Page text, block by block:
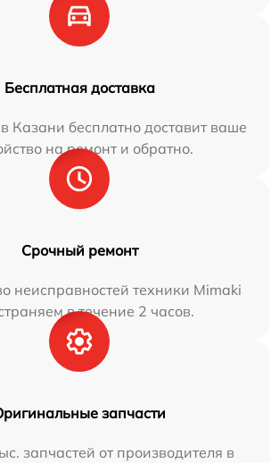
Бесплатная доставка
Казани бесплатно доставит ваше
на ремонт и обратно.
Срочный ремонт
неисправностей техники Mimaki
в течение 2 часов.
запчасти
запчастей от производителя в